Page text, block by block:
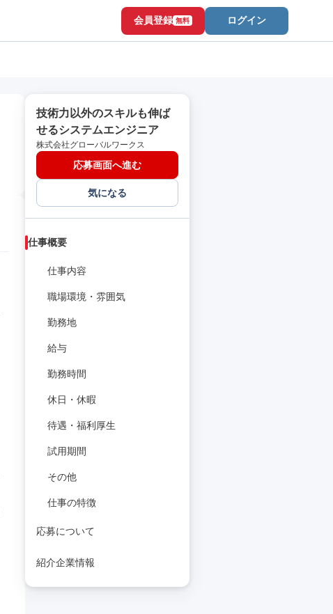
会員登録 無料 ログイン
技術力以外のスキルも伸ば
せるシステムエンジニア
株式会社グローバルワークス
応募画面へ進む
気になる
仕事概要
仕事内容
職場環境・雰囲気
勤務地
給与
勤務時間
休日・休暇
待遇・福利厚生
試用期間
その他
仕事の特徴
応募について
紹介企業情報